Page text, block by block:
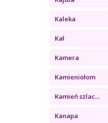
Kaleka
Kał
Kamera
Kamieniołom
Kamień szlac...
Kanapa